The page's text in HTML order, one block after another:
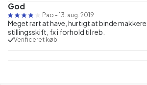
God
Pao - 13. aug. 2019
Meget rart at have, hurtigt at binde
stillingsskift, fx i forhold til reb.
Verificeret køb